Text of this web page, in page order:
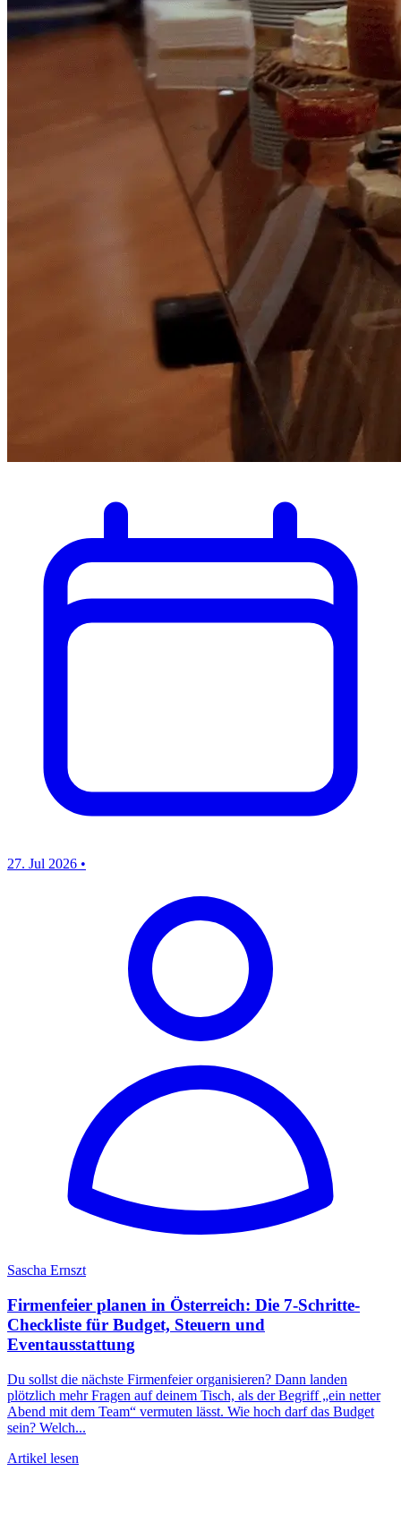
27. Jul 2026 •
Sascha Ernszt
Firmenfeier planen in Österreich: Die 7-Schritte-
Checkliste für Budget, Steuern und
Eventausstattung
Du sollst die nächste Firmenfeier organisieren? Dann landen
plötzlich mehr Fragen auf deinem Tisch, als der Begriff „ein netter
Abend mit dem Team“ vermuten lässt. Wie hoch darf das Budget
sein? Welch...
Artikel lesen